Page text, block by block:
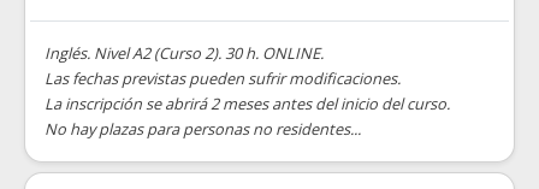
Inglés. Nivel A2 (Curso 2). 30 h. ONLINE.
Las fechas previstas pueden sufrir modificaciones.
La inscripción se abrirá 2 meses antes del inicio del curso.
No hay plazas para personas no residentes...